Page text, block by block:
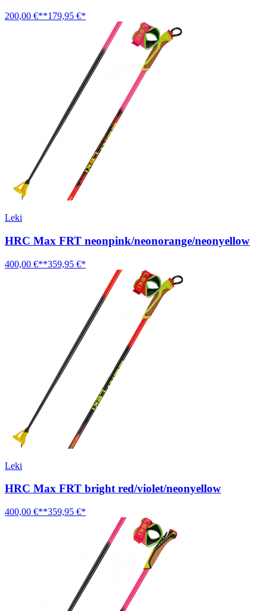
200,00 €**179,95 €*
Leki
HRC Max FRT neonpink/neonorange/neonyellow
400,00 €**359,95 €*
Leki
HRC Max FRT bright red/violet/neonyellow
400,00 €**359,95 €*